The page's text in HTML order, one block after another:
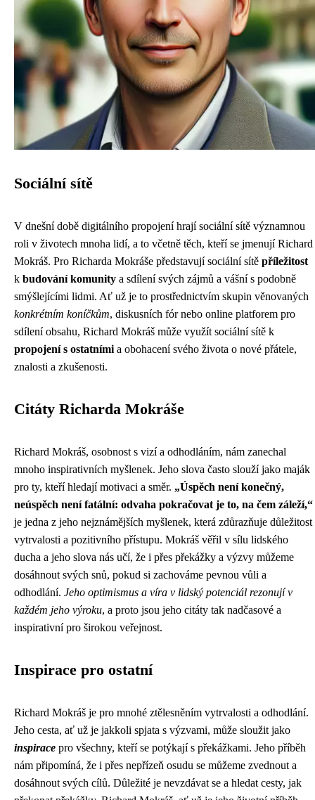
Sociální sítě
V dnešní době digitálního propojení hrají sociální sítě významnou
roli v životech mnoha lidí, a to včetně těch, kteří se jmenují Richard
Mokráš. Pro Richarda Mokráše představují sociální sítě příležitost
k budování komunity a sdílení svých zájmů a vášní s podobně
smýšlejícími lidmi. Ať už je to prostřednictvím skupin věnovaných
konkrétním koníčkům, diskusních fór nebo online platforem pro
sdílení obsahu, Richard Mokráš může využít sociální sítě k
propojení s ostatními a obohacení svého života o nové přátele,
znalosti a zkušenosti.
Citáty Richarda Mokráše
Richard Mokráš, osobnost s vizí a odhodláním, nám zanechal
mnoho inspirativních myšlenek. Jeho slova často slouží jako maják
pro ty, kteří hledají motivaci a směr. „Úspěch není konečný,
neúspěch není fatální: odvaha pokračovat je to, na čem záleží,“
je jedna z jeho nejznámějších myšlenek, která zdůrazňuje důležitost
vytrvalosti a pozitivního přístupu. Mokráš věřil v sílu lidského
ducha a jeho slova nás učí, že i přes překážky a výzvy můžeme
dosáhnout svých snů, pokud si zachováme pevnou vůli a
odhodlání. Jeho optimismus a víra v lidský potenciál rezonují v
každém jeho výroku, a proto jsou jeho citáty tak nadčasové a
inspirativní pro širokou veřejnost.
Inspirace pro ostatní
Richard Mokráš je pro mnohé ztělesněním vytrvalosti a odhodlání.
Jeho cesta, ať už je jakkoli spjata s výzvami, může sloužit jako
inspirace pro všechny, kteří se potýkají s překážkami. Jeho příběh
nám připomíná, že i přes nepřízeň osudu se můžeme zvednout a
dosáhnout svých cílů. Důležité je nevzdávat se a hledat cesty, jak